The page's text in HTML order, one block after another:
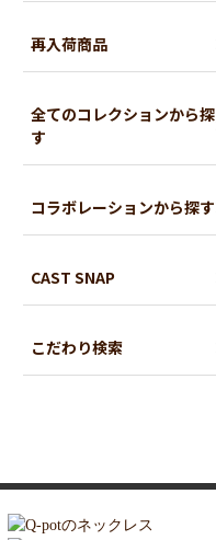
再入荷商品
全てのコレクションから探
す
コラボレーションから探す
CAST SNAP
こだわり検索